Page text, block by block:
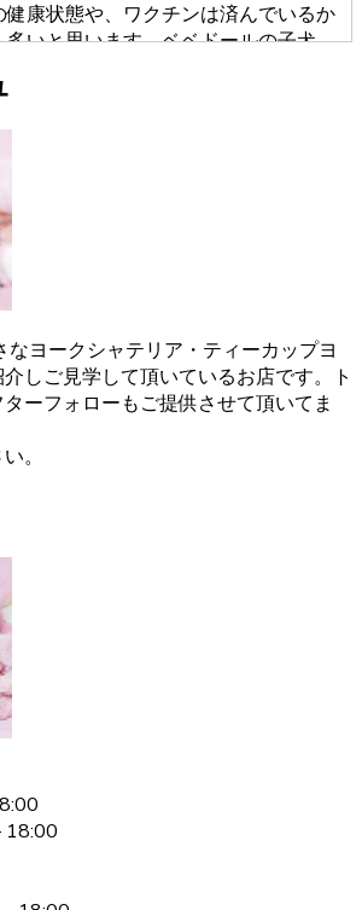
康状態や、ワクチンは済んでいるか
いと思います。ベベドールの子犬
康診断を必ず受けております。ブリー
たって安心できる育成を慎重に行っ
ただけます。ヨークシャーテリアのご
、是非当店にご相談下さい。
のご購入をお考えの際は、しっかり育
愛情たっぷりに接しているブリーダー
くのが一番です。大阪府松原市のベ
シャーテリアたちの育成・販売を経
行っていますのでご安心ください。
い方やしつけのレクチャーも致しま
アのご購入をお考えの際は、是非当
”と呼ばれとても上品な毛並みをしてい
は伸びてしまうので、定期的なお手入
被毛を結んだり、カットしたりと飼
シャレを楽しむことが出来ます。 ご
ドールへお問い合わせ下さい。
毛色は「ダーク・スチール・ブル
犬の頃は黒色の割合が多く、成長す
茶色の部分が増えていきます。こう
長の楽しみとなるでしょう。 ヨーク
検討の際は、お気軽にお問い合わせ
なヨークシャテリア・ティーカップヨ
しご見学して頂いているお店です。ト
ーフォローもご提供させて頂いてま
。
18:00